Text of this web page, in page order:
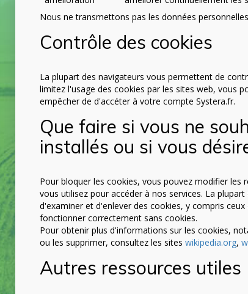
Nous ne transmettons pas les données
Contrôle des cookies
La plupart des navigateurs vous permettent de
limitez l'usage des cookies par les sites web, vous
empêcher de d'accéter à votre compte Systera.fr.
Que faire si vous ne
installés ou si vous
Pour bloquer les cookies, vous pouvez modifier
vous utilisez pour accéder à nos services. La
d'examiner et d'enlever des cookies, y compris
fonctionner correctement sans cookies.
Pour obtenir plus d'informations sur les cookies,
ou les supprimer, consultez les sites wikipedia.org,
Autres ressources utiles